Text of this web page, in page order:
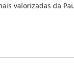
valorizadas da